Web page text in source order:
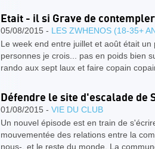
Etait - il si Grave de
05/08/2015 - LES ZWHENOS (18-35+
Le week end entre juillet et août était un
personnes je crois... pas en poids bien
rando aux sept laux et faire copain
Défendre le site d'escalade de
01/08/2015 - VIE DU CLUB
Un nouvel épisode est en train de
mouvementée des relations entre la
nous-, et le reste du monde. La